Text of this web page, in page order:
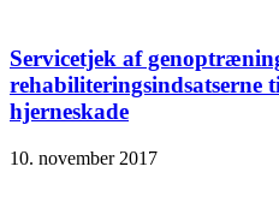
Servicetjek af
rehabiliteringsindsatserne
hjerneskade
10. november 2017